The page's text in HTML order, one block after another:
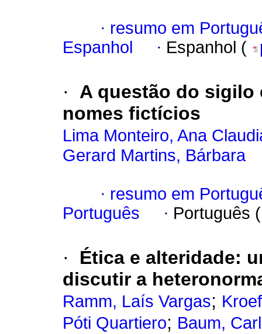
· resumo em
Espanhol
· Espanhol (
·
A questão do sigilo
nomes fictícios
Lima Monteiro, Ana
Gerard Martins, Bárbara
· resumo em
Português
· Português
·
Ética e alteridade:
discutir a
Ramm, Laís Vargas;
Póti Quartiero; Baum,